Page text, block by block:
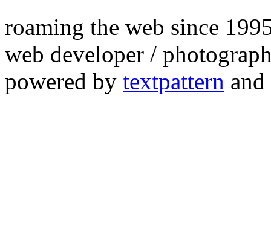
roaming the web since
web developer /
powered by textpattern